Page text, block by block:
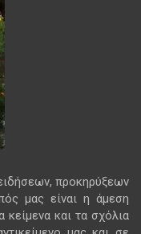
προκηρύξεων
μας είναι η άμεση
κείμενα και τα σχόλια